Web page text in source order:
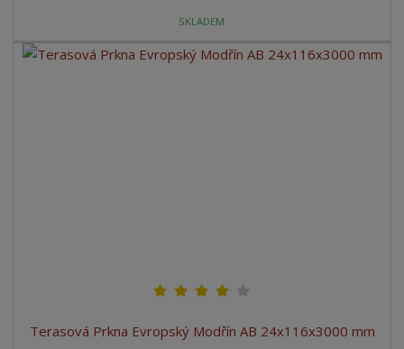
SKLADEM
Terasová Prkna Evropský Modřín AB 24x116x3000 mm